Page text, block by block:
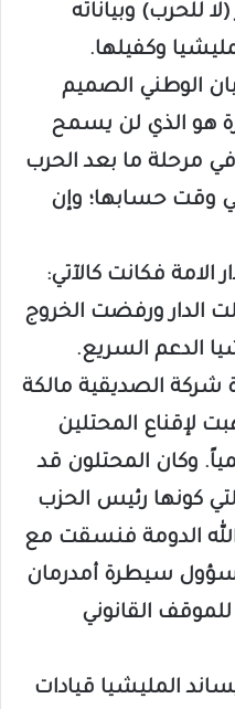
للحرب) وبياناته
وكفيلها.
الوطني الصميم
هو الذي لن يسمح
مرحلة ما بعد الحرب
وقت حسابها؛ وإن
الامة فكانت كالآتي:
الدار ورفضت الخروج
الدعم السريع.
الصديقية مالكة
لإقناع المحتلين
وكان المحتلون قد
كونها رئيس الحزب
الدومة فنسقت مع
مسؤول سيطرة أمدرمان
القانوني
المليشيا قيادات